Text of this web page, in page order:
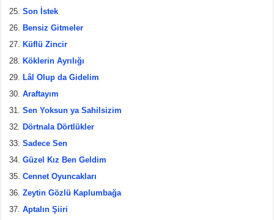
Son İstek
Bensiz Gitmeler
Küflü Zincir
Köklerin Ayrılığı
Lâl Olup da Gidelim
Araftayım
Sen Yoksun ya Sahilsizim
Dörtnala Dörtlükler
Sadece Sen
Güzel Kız Ben Geldim
Cennet Oyuncakları
Zeytin Gözlü Kaplumbağa
Aptalın Şiiri